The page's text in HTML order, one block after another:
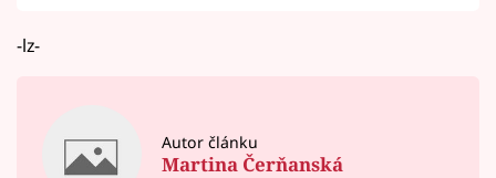
-lz-
Autor článku
Martina Čerňanská